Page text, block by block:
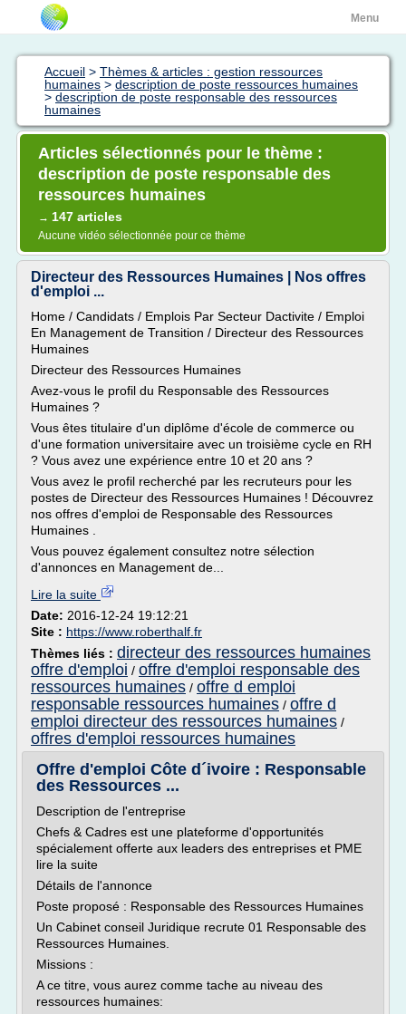
Menu
Accueil > Thèmes & articles : gestion ressources
humaines > description de poste ressources humaines
> description de poste responsable des ressources
humaines
Articles sélectionnés pour le thème :
description de poste responsable des
ressources humaines
→ 147 articles
Aucune vidéo sélectionnée pour ce thème
Directeur des Ressources Humaines | Nos offres
d'emploi ...
Home / Candidats / Emplois Par Secteur Dactivite / Emploi
En Management de Transition / Directeur des Ressources
Humaines
Directeur des Ressources Humaines
Avez-vous le profil du Responsable des Ressources
Humaines ?
Vous êtes titulaire d'un diplôme d'école de commerce ou
d'une formation universitaire avec un troisième cycle en RH
? Vous avez une expérience entre 10 et 20 ans ?
Vous avez le profil recherché par les recruteurs pour les
postes de Directeur des Ressources Humaines ! Découvrez
nos offres d'emploi de Responsable des Ressources
Humaines .
Vous pouvez également consultez notre sélection
d'annonces en Management de...
Lire la suite
Date: 2016-12-24 19:12:21
Site : https://www.roberthalf.fr
Thèmes liés : directeur des ressources humaines
offre d'emploi / offre d'emploi responsable des
ressources humaines / offre d emploi
responsable ressources humaines / offre d
emploi directeur des ressources humaines /
offres d'emploi ressources humaines
Offre d'emploi Côte d´ivoire : Responsable
des Ressources ...
Description de l'entreprise
Chefs & Cadres est une plateforme d'opportunités
spécialement offerte aux leaders des entreprises et PME
lire la suite
Détails de l'annonce
Poste proposé : Responsable des Ressources Humaines
Un Cabinet conseil Juridique recrute 01 Responsable des
Ressources Humaines.
Missions :
A ce titre, vous aurez comme tache au niveau des
ressources humaines: